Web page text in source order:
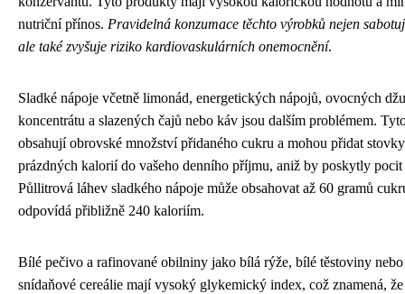
nutriční přínos. Pravidelná konzumace těchto výrobků nejen
ale také zvyšuje riziko kardiovaskulárních onemocnění.
Sladké nápoje včetně limonád, energetických nápojů, ovocných
koncentrátu a slazených čajů nebo káv jsou dalším problémem.
obsahují obrovské množství přidaného cukru a mohou přidat stovky
prázdných kalorií do vašeho denního příjmu, aniž by poskytly pocit
Půllitrová láhev sladkého nápoje může obsahovat až 60 gramů
odpovídá přibližně 240 kaloriím.
Bílé pečivo a rafinované obilniny jako bílá rýže, bílé těstoviny nebo
snídaňové cereálie mají vysoký glykemický index, což znamená,